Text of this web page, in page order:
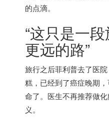
的点滴。
“这只是一
更远的路”
旅行之后菲利普去了医
糕，已经到了癌症晚期
命了。医生不再推荐做
义。